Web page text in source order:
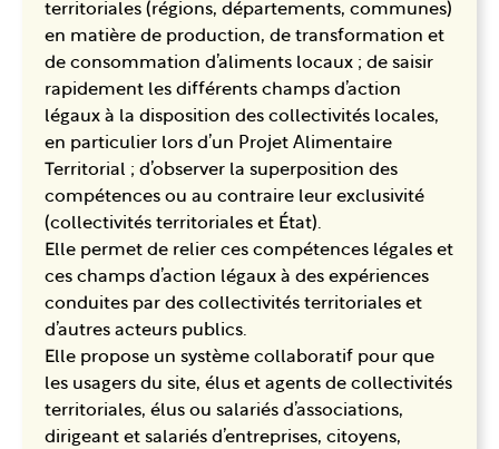
territoriales (régions, départements, communes)
en matière de production, de transformation et
de consommation d’aliments locaux ; de saisir
rapidement les différents champs d’action
légaux à la disposition des collectivités locales,
en particulier lors d’un Projet Alimentaire
Territorial ; d’observer la superposition des
compétences ou au contraire leur exclusivité
(collectivités territoriales et État).
Elle permet de relier ces compétences légales et
ces champs d’action légaux à des expériences
conduites par des collectivités territoriales et
d’autres acteurs publics.
Elle propose un système collaboratif pour que
les usagers du site, élus et agents de collectivités
territoriales, élus ou salariés d’associations,
dirigeant et salariés d’entreprises, citoyens,